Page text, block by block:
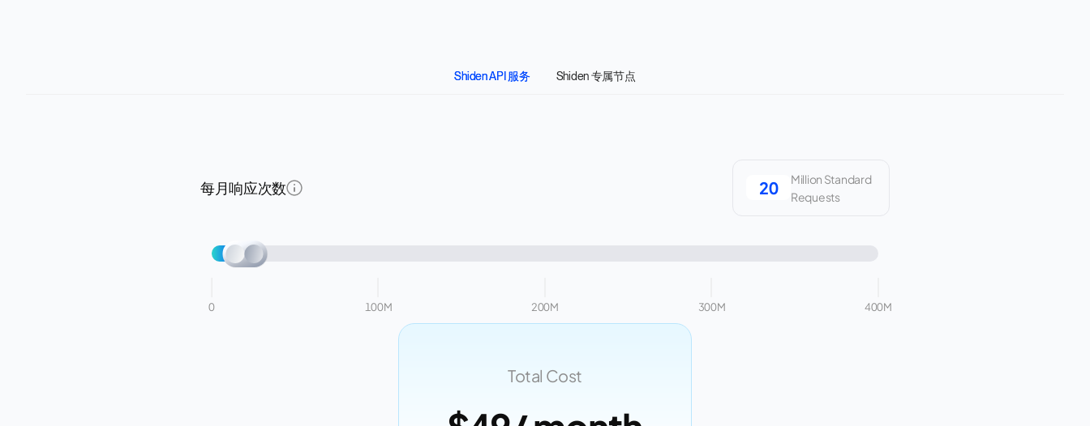
Shiden API 服务 Shiden 专属节点
每月响应次数
Million Standard
Requests
0 100M 200M 300M 400M
Total Cost